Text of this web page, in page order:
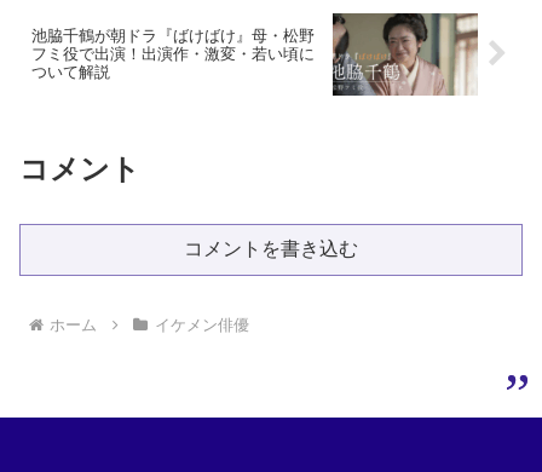
池脇千鶴が朝ドラ『ばけばけ』母・松野
フミ役で出演！出演作・激変・若い頃に
ついて解説
コメント
コメントを書き込む
ホーム イケメン俳優